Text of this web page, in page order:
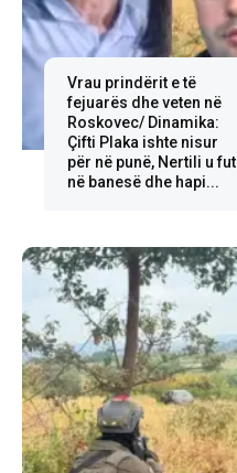
Vrau prindërit e të
fejuarës dhe veten në
Roskovec/ Dinamika:
Çifti Plaka ishte nisur
për në punë, Nertili u fut
në banesë dhe hapi...